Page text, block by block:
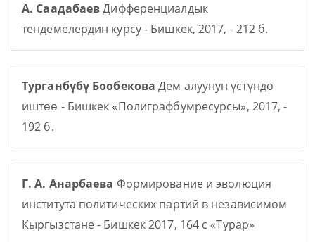
А. СаадабаевДифференциалдык
тендемелердин курсу - Бишкек, 2017, - 212 б.
Турганбүбү Бообекова Дем алуунун үстүндө
иштөө - Бишкек «Полиграфбумресурсы», 2017, -
192 б.
Г. А. Анарбаева Формирование и эволюция
института политических партий в независимом
Кыргызстане - Бишкек 2017, 164 с «Турар»